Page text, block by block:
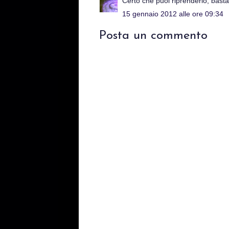
15 gennaio 2012 alle ore 09:34
Posta un commento